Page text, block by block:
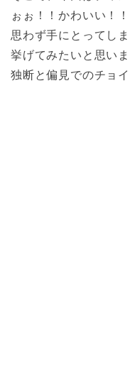
ぉぉ！！かわいい！
思わず手にとってし
挙げてみたいと思い
独断と偏見でのチョイ